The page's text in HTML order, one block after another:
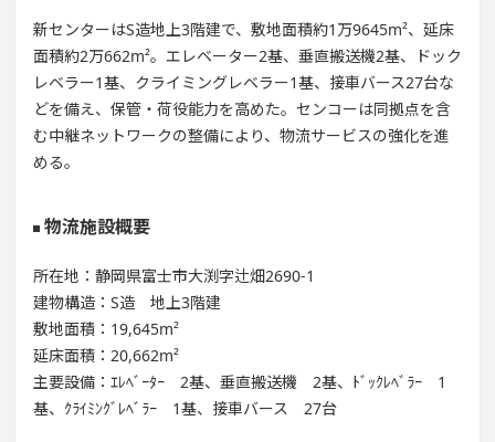
新センターはS造地上3階建で、敷地面積約1万9645m²、延床
面積約2万662m²。エレベーター2基、垂直搬送機2基、ドック
レベラー1基、クライミングレベラー1基、接車バース27台な
どを備え、保管・荷役能力を高めた。センコーは同拠点を含
む中継ネットワークの整備により、物流サービスの強化を進
める。
物流施設概要
所在地：静岡県富士市大渕字辻畑2690-1
建物構造：S造 地上3階建
敷地面積：19,645m²
延床面積：20,662m²
主要設備：ｴﾚﾍﾞｰﾀｰ 2基、垂直搬送機 2基、ﾄﾞｯｸﾚﾍﾞﾗｰ 1
基、ｸﾗｲﾐﾝｸﾞﾚﾍﾞﾗｰ 1基、接車バース 27台